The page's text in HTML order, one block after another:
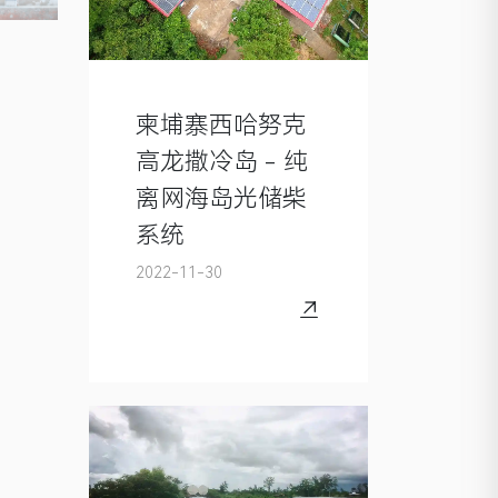
柬埔寨西哈努克
高龙撒冷岛 - 纯
离网海岛光储柴
系统
2022-11-30